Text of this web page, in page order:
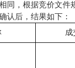
同，根据竞价文件
认 后 ，结果如下：